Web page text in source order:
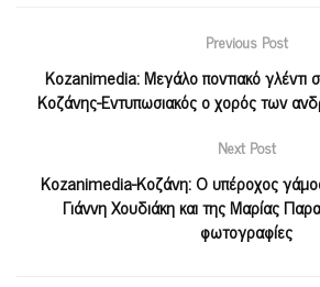
Previous Post
Kozanimedia: Μεγάλο ποντιακό γλέντι
Κοζάνης-Εντυπωσιακός ο χορός των
Next Post
Κοzanimedia-Κοζάνη: Ο υπέροχος
Γιάννη Χουδιάκη και της Μαρίας
φωτογραφίες